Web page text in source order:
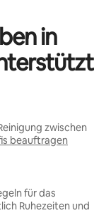
in
zwischen
beauftragen
für das
Ruhezeiten und